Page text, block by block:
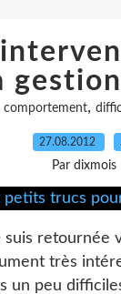
comportement,
27.08.2012
Par dixmois
retournée
très
peu